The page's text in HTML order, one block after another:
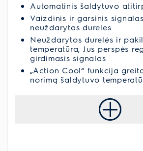
Automatinis šaldytuvo
Vaizdinis ir garsinis
neuždarytas dureles
Neuždarytos durelės ir
temperatūra, Jus perspės
girdimasis signalas
„Action Cool“ funkcija
norimą šaldytuvo